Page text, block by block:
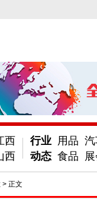
西
西
行业
动态
用品
食品
> 正文